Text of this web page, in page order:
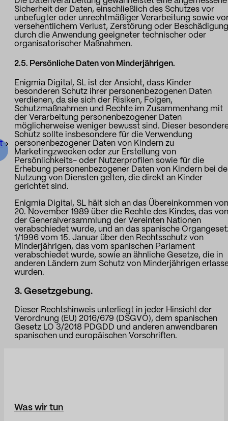
Sicherheit der Daten, einschließlich des Schutzes vor
unbefugter oder unrechtmäßiger Verarbeitung sowie
versehentlichem Verlust, Zerstörung oder
durch die Anwendung geeigneter technischer oder
organisatorischer Maßnahmen.
2.5. Persönliche Daten von Minderjährigen.
Enigmia Digital, SL ist der Ansicht, dass Kinder
besonderen Schutz ihrer personenbezogenen Daten
verdienen, da sie sich der Risiken, Folgen,
Schutzmaßnahmen und Rechte im Zusammenhang mit
der Verarbeitung personenbezogener Daten
möglicherweise weniger bewusst sind. Dieser
Schutz sollte insbesondere für die Verwendung
personenbezogener Daten von Kindern zu
Marketingzwecken oder zur Erstellung von
Persönlichkeits- oder Nutzerprofilen sowie für die
Erhebung personenbezogener Daten von Kindern bei
Nutzung von Diensten gelten, die direkt an Kinder
gerichtet sind.
Enigmia Digital, SL hält sich an das Übereinkommen
20. November 1989 über die Rechte des Kindes, das von
der Generalversammlung der Vereinten Nationen
verabschiedet wurde, und an das spanische
1/1996 vom 15. Januar über den Rechtsschutz von
Minderjährigen, das vom spanischen Parlament
verabschiedet wurde, sowie an ähnliche Gesetze, die in
anderen Ländern zum Schutz von Minderjährigen
wurden.
3. Gesetzgebung.
Dieser Rechtshinweis unterliegt in jeder Hinsicht der
Verordnung (EU) 2016/679 (DSGVO), dem spanischen
Gesetz LO 3/2018 PDGDD und anderen anwendbaren
spanischen und europäischen Vorschriften.
Was wir tun